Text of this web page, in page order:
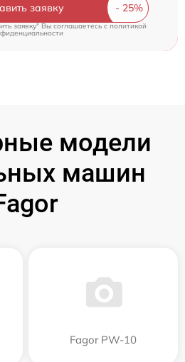
заявку
заявку" Вы соглашаетесь cполитикой
модели
машин
Fagor PW-10